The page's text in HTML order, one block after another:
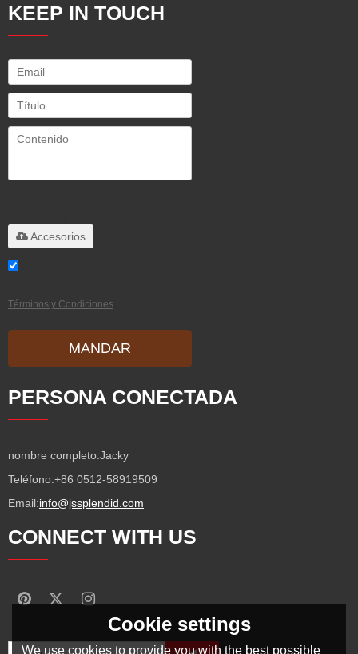
KEEP IN TOUCH
Accesorios
Términos y Condiciones
MANDAR
PERSONA CONECTADA
nombre completo:Jacky
Teléfono:+86 0512-58919509
Email:info@jssplendid.com
CONNECT WITH US
Cookie settings
We use cookies to provide you with the best possible